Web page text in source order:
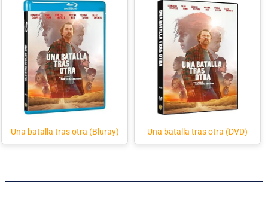
Una batalla tras otra (Bluray) Una batalla tras otra (DVD)